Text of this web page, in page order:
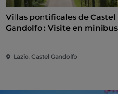
Villas pontificales de Castel
Gandolfo : Visite en minibus
Lazio, Castel Gandolfo